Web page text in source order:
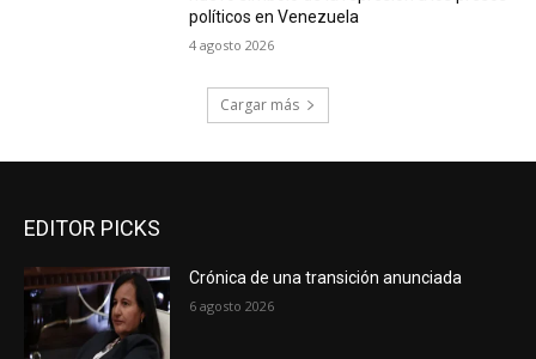
políticos en Venezuela
4 agosto 2026
Cargar más
EDITOR PICKS
Crónica de una transición anunciada
6 agosto 2026